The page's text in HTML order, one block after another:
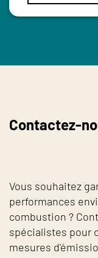
Contactez-
Vous souhaitez
performances
combustion ?
spécialistes pour
mesures